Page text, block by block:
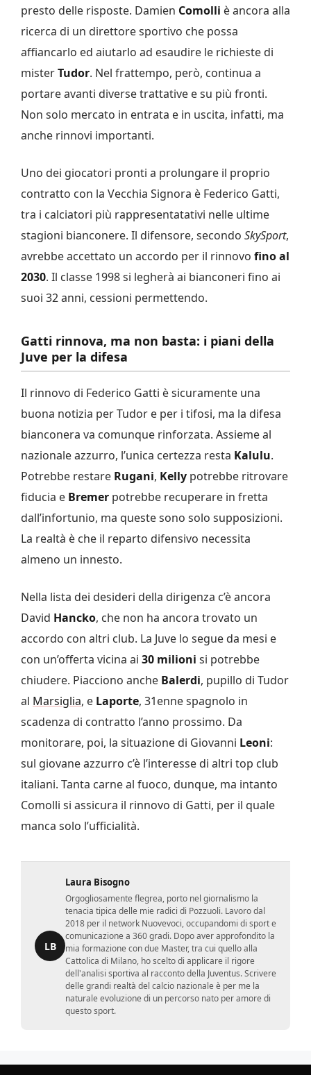
presto delle risposte. Damien Comolli è ancora alla
ricerca di un direttore sportivo che possa
affiancarlo ed aiutarlo ad esaudire le richieste di
misterTudor. Nel frattempo, però, continua a
portare avanti diverse trattative e su più fronti.
Non solo mercato in entrata e in uscita, infatti, ma
anche rinnovi importanti.
Uno dei giocatori pronti a prolungare il proprio
contratto con la Vecchia Signora è Federico Gatti,
tra i calciatori più rappresentatativi nelle ultime
stagioni bianconere. Il difensore, secondo SkySport,
avrebbe accettato un accordo per il rinnovo fino al
2030. Il classe 1998 si legherà ai bianconeri fino ai
suoi 32 anni, cessioni permettendo.
Gatti rinnova, ma non basta: i piani della
Juve per la difesa
Il rinnovo di Federico Gatti è sicuramente una
buona notizia per Tudor e per i tifosi, ma la difesa
bianconera va comunque rinforzata. Assieme al
nazionale azzurro, l’unica certezza resta Kalulu.
Potrebbe restare Rugani, Kelly potrebbe ritrovare
fiducia e Bremer potrebbe recuperare in fretta
dall’infortunio, ma queste sono solo supposizioni.
La realtà è che il reparto difensivo necessita
almeno un innesto.
Nella lista dei desideri della dirigenza c’è ancora
David Hancko, che non ha ancora trovato un
accordo con altri club. La Juve lo segue da mesi e
con un’offerta vicina ai 30 milioni si potrebbe
chiudere. Piacciono anche Balerdi, pupillo di Tudor
al Marsiglia, e Laporte, 31enne spagnolo in
scadenza di contratto l’anno prossimo. Da
monitorare, poi, la situazione di Giovanni Leoni:
sul giovane azzurro c’è l’interesse di altri top club
italiani. Tanta carne al fuoco, dunque, ma intanto
Comolli si assicura il rinnovo di Gatti, per il quale
manca solo l’ufficialità.
LB
Laura Bisogno
Orgogliosamente flegrea, porto nel giornalismo la
tenacia tipica delle mie radici di Pozzuoli. Lavoro dal
2018 per il network Nuovevoci, occupandomi di sport e
comunicazione a 360 gradi. Dopo aver approfondito la
mia formazione con due Master, tra cui quello alla
Cattolica di Milano, ho scelto di applicare il rigore
dell'analisi sportiva al racconto della Juventus. Scrivere
delle grandi realtà del calcio nazionale è per me la
naturale evoluzione di un percorso nato per amore di
questo sport.